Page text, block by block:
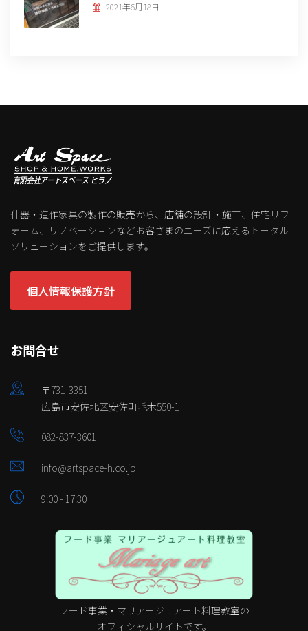
2021年6月18日
什器・造作家具の製作の販売から、店舗の設計・施工、住宅リフ
ォーム、リノベーションなどお客さまのニーズに応えるトータル
ソリューションをご提供します。
個人情報保護方針
お問合せ
〒731-3351
広島市安佐北区安佐町毛木550-1
082-837-3601
info@artspace-h.co.jp
9:00 - 17:30
フード事業・マリアージュアート料理教室の
オフィシャルサイトです。